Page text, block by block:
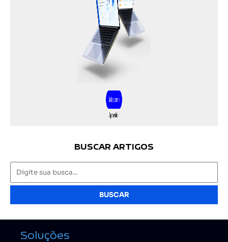
BUSCAR ARTIGOS
BUSCAR
Soluções